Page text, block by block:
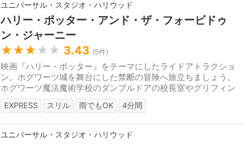
ユニバーサル・スタジオ・ハリウッド
ハリー・ポッター・アンド・ザ・フォービドゥ
ン・ジャーニー
★★★ ★★ 3.43 (5件)
映画『ハリー・ポッター』をテーマにしたライドアトラクショ
ン。ホグワーツ城を舞台にした禁断の冒険へ旅立ちましょう。
ホグワーツ魔法魔術学校のダンブルドアの校長室やグリフィン
ドールの談話室などを見学でき...
EXPRESS スリル 雨でもOK 4分間
ユニバーサル・スタジオ・ハリウッド